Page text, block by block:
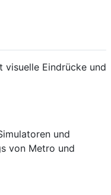
visuelle Eindrücke und
und
von Metro und